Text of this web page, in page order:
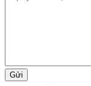
Gửi